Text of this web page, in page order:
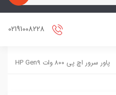
پاور سرور اچ پی ۸۰۰ وات HP Gen9